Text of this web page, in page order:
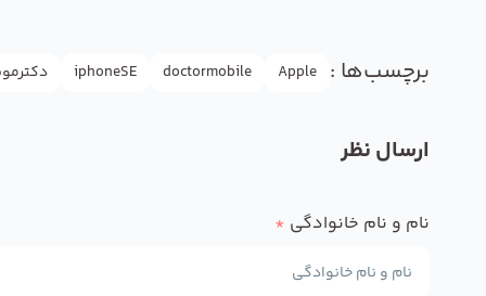
برچسب‌ها : Apple
doctormobile
iphoneSE
ارسال نظر
نام و نام خانوادگی *